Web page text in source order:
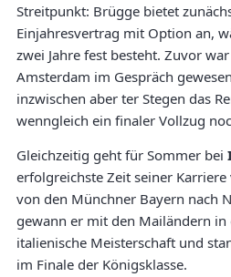
Streitpunkt: Brügge bietet
Einjahresvertrag mit Option an,
zwei Jahre fest besteht. Zuvor
Amsterdam im Gespräch
inzwischen aber ter Stegen das
wenngleich ein finaler Vollzug
Gleichzeitig geht für Sommer bei
erfolgreichste Zeit seiner
von den Münchner Bayern nach
gewann er mit den Mailändern in
italienische Meisterschaft und
im Finale der Königsklasse.